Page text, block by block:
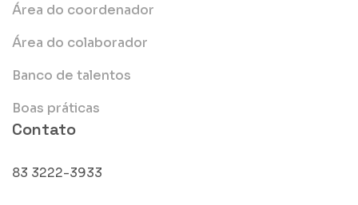
Área do coordenador
Área do colaborador
Banco de talentos
Boas práticas
Contato
83 3222-3933